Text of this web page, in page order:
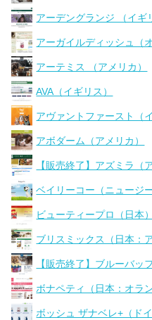
アーデングランジ （イギ
アーガイルディッシュ（
アーテミス （アメリカ）
AVA（イギリス）
アヴァントファースト（
アボダーム（アメリカ）
【販売終了】アズミラ（
ベイリーコー（ニュージ
ビューティープロ（日本）
ブリスミックス（日本：
【販売終了】ブルーバッ
ボナペティ（日本：オラン
ボッシュ ザナベレ+（ドイ